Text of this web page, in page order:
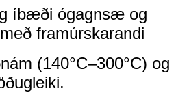
íbæði ógagnsæ og
framúrskarandi
(140°C–300°C) og